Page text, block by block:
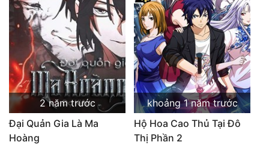
2 năm trước
Đại Quản Gia Là Ma
Hoàng
khoảng 1 năm trước
Hộ Hoa Cao Thủ Tại Đô
Thị Phần 2